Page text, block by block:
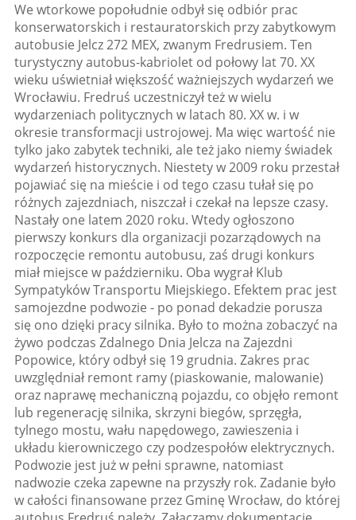
We wtorkowe popołudnie odbył się odbiór prac
konserwatorskich i restauratorskich przy zabytkowym
autobusie Jelcz 272 MEX, zwanym Fredrusiem. Ten
turystyczny autobus-kabriolet od połowy lat 70. XX
wieku uświetniał większość ważniejszych wydarzeń we
Wrocławiu. Fredruś uczestniczył też w wielu
wydarzeniach politycznych w latach 80. XX w. i w
okresie transformacji ustrojowej. Ma więc wartość nie
tylko jako zabytek techniki, ale też jako niemy świadek
wydarzeń historycznych. Niestety w 2009 roku przestał
pojawiać się na mieście i od tego czasu tułał się po
różnych zajezdniach, niszczał i czekał na lepsze czasy.
Nastały one latem 2020 roku. Wtedy ogłoszono
pierwszy konkurs dla organizacji pozarządowych na
rozpoczęcie remontu autobusu, zaś drugi konkurs
miał miejsce w październiku. Oba wygrał Klub
Sympatyków Transportu Miejskiego. Efektem prac jest
samojezdne podwozie - po ponad dekadzie porusza
się ono dzięki pracy silnika. Było to można zobaczyć na
żywo podczas Zdalnego Dnia Jelcza na Zajezdni
Popowice, który odbył się 19 grudnia. Zakres prac
uwzględniał remont ramy (piaskowanie, malowanie)
oraz naprawę mechaniczną pojazdu, co objęło remont
lub regenerację silnika, skrzyni biegów, sprzęgła,
tylnego mostu, wału napędowego, zawieszenia i
układu kierowniczego czy podzespołów elektrycznych.
Podwozie jest już w pełni sprawne, natomiast
nadwozie czeka zapewne na przyszły rok. Zadanie było
w całości finansowane przez Gminę Wrocław, do której